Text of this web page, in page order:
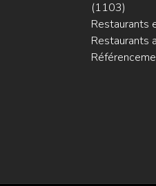
(1103)
Restaurants
Restaurants